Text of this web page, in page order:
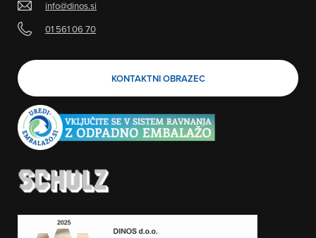
info@dinos.si
01 561 06 70
KONTAKTNI OBRAZEC